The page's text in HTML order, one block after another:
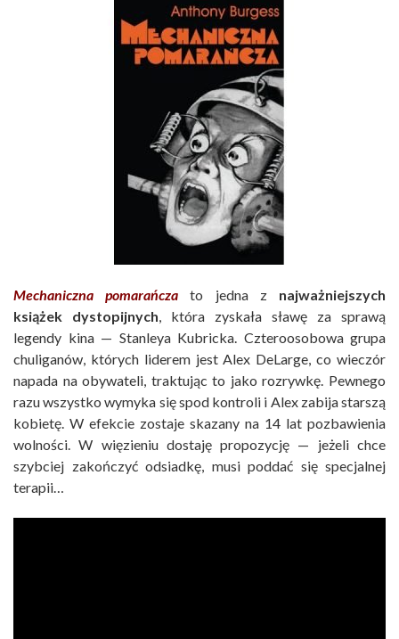
Mechaniczna pomarańcza to jedna z najważniejszych
książek dystopijnych, która zyskała sławę za sprawą
legendy kina — Stanleya Kubricka. Czteroosobowa grupa
chuliganów, których liderem jest Alex DeLarge, co wieczór
napada na obywateli, traktując to jako rozrywkę. Pewnego
razu wszystko wymyka się spod kontroli i Alex zabija starszą
kobietę. W efekcie zostaje skazany na 14 lat pozbawienia
wolności. W więzieniu dostaję propozycję — jeżeli chce
szybciej zakończyć odsiadkę, musi poddać się specjalnej
terapii…